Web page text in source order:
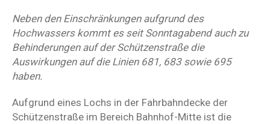
Neben den Einschränkungen aufgrund des
Hochwassers kommt es seit Sonntagabend auch zu
Behinderungen auf der Schützenstraße die
Auswirkungen auf die Linien 681, 683 sowie 695
haben.
Aufgrund eines Lochs in der Fahrbahndecke der
Schützenstraße im Bereich Bahnhof-Mitte ist die